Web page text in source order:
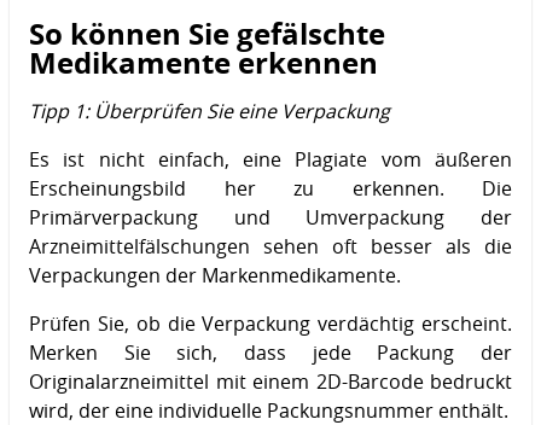
So können Sie gefälschte
Medikamente erkennen
Tipp 1: Überprüfen Sie eine Verpackung
Es ist nicht einfach, eine Plagiate vom äußeren
Erscheinungsbild her zu erkennen. Die
Primärverpackung und Umverpackung der
Arzneimittelfälschungen sehen oft besser als die
Verpackungen der Markenmedikamente.
Prüfen Sie, ob die Verpackung verdächtig erscheint.
Merken Sie sich, dass jede Packung der
Originalarzneimittel mit einem 2D-Barcode bedruckt
wird, der eine individuelle Packungsnummer enthält.